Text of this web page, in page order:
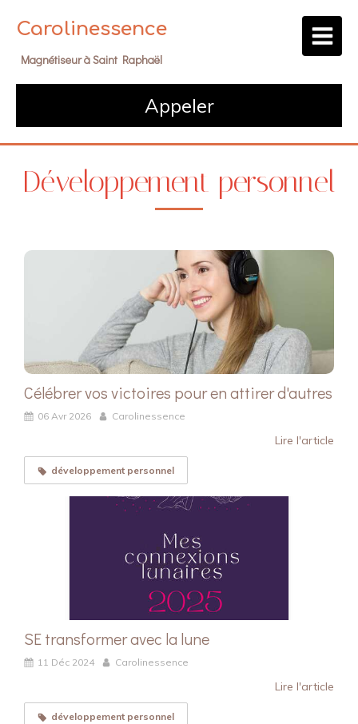
Carolinessence
Magnétiseur à Saint Raphaël
Appeler
Développement personnel
Célébrer vos victoires pour en attirer d'autres
06 Avr 2026 Carolinessence
Lire l'article
développement personnel
SE transformer avec la lune
11 Déc 2024 Carolinessence
Lire l'article
développement personnel